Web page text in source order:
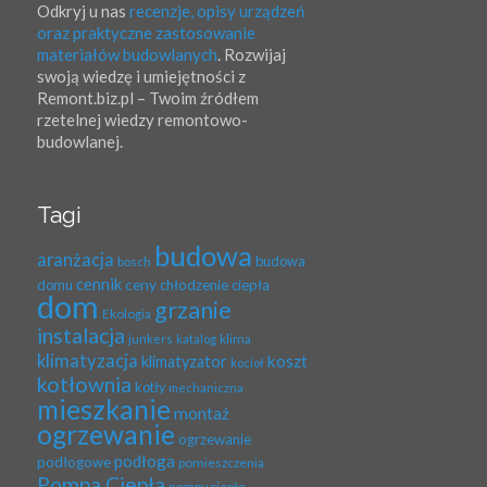
Odkryj u nas recenzje, opisy urządzeń
oraz praktyczne zastosowanie
materiałów budowlanych. Rozwijaj
swoją wiedzę i umiejętności z
Remont.biz.pl – Twoim źródłem
rzetelnej wiedzy remontowo-
budowlanej.
Tagi
aranżacja bosch budowa budowa
domu cennik ceny chłodzenie ciepła
dom Ekologia grzanie
instalacja junkers katalog klima
klimatyzacja klimatyzator kocioł koszt
kotłownia kotły mechaniczna
mieszkaniemontaż
ogrzewanie ogrzewanie
podłogowe podłoga pomieszczenia